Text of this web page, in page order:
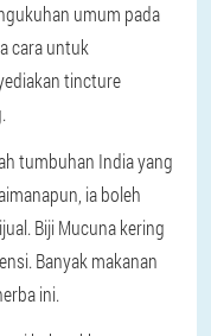
umum pada
cara untuk
tincture
tumbuhan India yang
ia boleh
Biji Mucuna kering
Banyak makanan
ini.